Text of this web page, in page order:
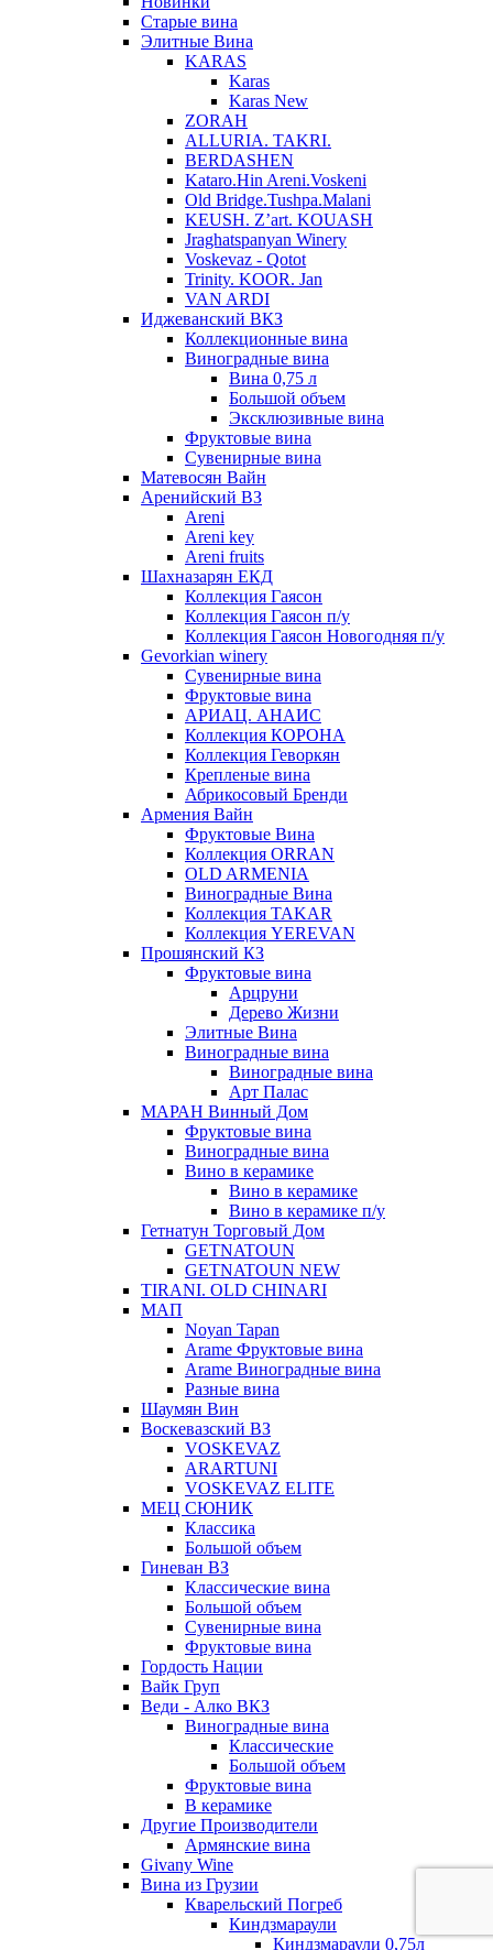
Старые вина
Элитные Вина
KARAS
Karas
Karas New
ZORAH
ALLURIA. TAKRI.
BERDASHEN
Kataro.Hin Areni.Voskeni
Old Bridge.Tushpa.Malani
KEUSH. Z’art. KOUASH
Jraghatspanyan Winery
Voskevaz - Qotot
Trinity. KOOR. Jan
VAN ARDI
Иджеванский ВКЗ
Коллекционные вина
Виноградные вина
Вина 0,75 л
Большой объем
Эксклюзивные вина
Фруктовые вина
Cувенирные вина
Матевосян Вайн
Аренийский ВЗ
Areni
Areni key
Areni fruits
Шахназарян ЕКД
Коллекция Гаясон
Коллекция Гаясон п/у
Коллекция Гаясон Новогодняя п/у
Gevorkian winery
Сувенирные вина
Фруктовые вина
АРИАЦ. АНАИС
Коллекция КОРОНА
Коллекция Геворкян
Крепленые вина
Абрикосовый Бренди
Армения Вайн
Фруктовые Вина
Коллекция ORRAN
OLD ARMENIA
Виноградные Вина
Коллекция TAKAR
Коллекция YEREVAN
Прошянский КЗ
Фруктовые вина
Арцруни
Дерево Жизни
Элитные Вина
Виноградные вина
Виноградные вина
Арт Палас
МАРАН Винный Дом
Фруктовые вина
Виноградные вина
Вино в керамике
Вино в керамике
Вино в керамике п/у
Гетнатун Торговый Дом
GETNATOUN
GETNATOUN NEW
TIRANI. OLD CHINARI
МАП
Noyan Tapan
Arame Фруктовые вина
Arame Виноградные вина
Разные вина
Шаумян Вин
Воскевазский ВЗ
VOSKEVAZ
ARARTUNI
VOSKEVAZ ELITE
МЕЦ СЮНИК
Классика
Большой объем
Гиневан ВЗ
Классические вина
Большой объем
Сувенирные вина
Фруктовые вина
Гордость Нации
Вайк Груп
Веди - Алко ВКЗ
Виноградные вина
Классические
Большой объем
Фруктовые вина
В керамике
Другие Производители
Армянские вина
Givany Wine
Вина из Грузии
Кварельский Погреб
Киндзмараули
Киндзмараули 0,75л